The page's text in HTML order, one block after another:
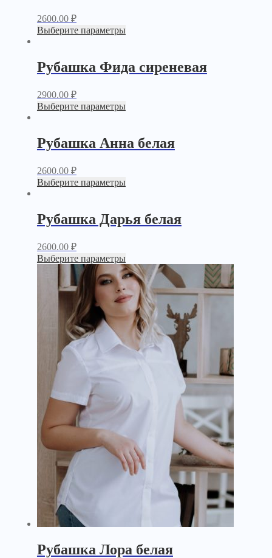
2600.00 ₽
Выберите параметры
Рубашка Фида сиреневая
2900.00 ₽
Выберите параметры
Рубашка Анна белая
2600.00 ₽
Выберите параметры
Рубашка Дарья белая
2600.00 ₽
Выберите параметры
Рубашка Лора белая